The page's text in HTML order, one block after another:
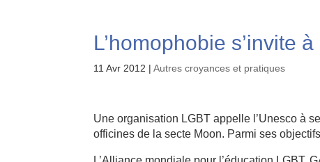
L’homophobie s’invite à
11 Avr 2012 |Autres croyances et pratiques
Une organisation LGBT appelle l’Unesco à
officines de la secte Moon. Parmi ses